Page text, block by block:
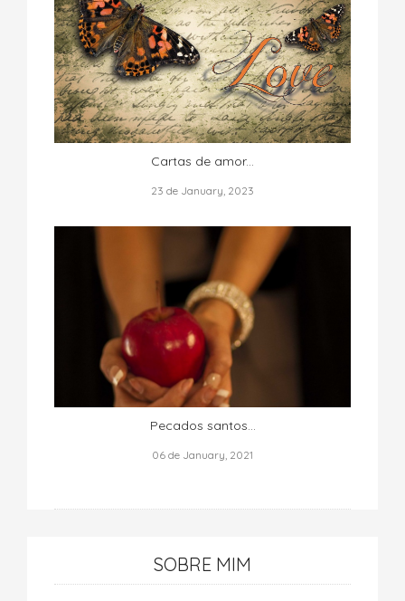
Cartas de amor...
23 de January, 2023
Pecados santos...
06 de January, 2021
SOBRE MIM